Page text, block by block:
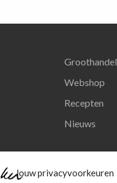
Jouw privacyvoorkeuren
Groothandel
Webshop
Recepten
Nieuws